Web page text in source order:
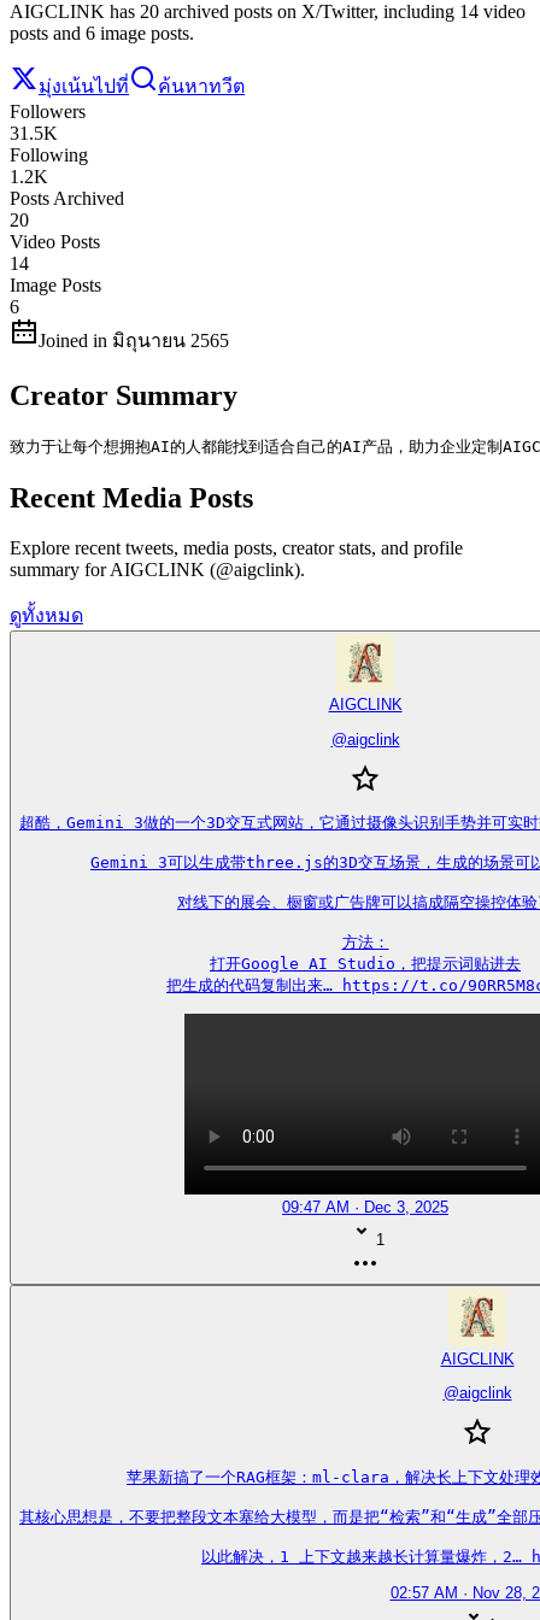
AIGCLINK has 20 archived posts on X/Twitter, including 14 video
posts and 6 image posts.
มุ่งเน้นไปที่
ค้นหาทวีต
Followers
31.5K
Following
1.2K
Posts Archived
20
Video Posts
14
Image Posts
6
Joined in มิถุนายน 2565
Creator Summary
致力于让每个想拥抱AI的人都能找到适合自己的AI产品，助力企业定制
Recent Media Posts
Explore recent tweets, media posts, creator stats, and profile
summary for AIGCLINK (@aigclink).
ดูทั้งหมด
AIGCLINK
@aigclink
超酷，Gemini 3做的一个3D交互式网站，它通过摄像头识别手势并可实
Gemini 3可以生成带three.js的3D交互场景，生成的场景可
对线下的展会、橱窗或广告牌可以搞成隔空操控体
方法：
打开Google AI Studio，把提示词贴进去
把生成的代码复制出来… https://t.co/
09:47 AM · Dec 3, 2025
1
AIGCLINK
@aigclink
苹果新搞了一个RAG框架：ml-clara，解决长上下文处理
其核心思想是，不要把整段文本塞给大模型，而是把“检索”和“生成”全部
以此解决，1 上下文越来越长计算量爆炸
02:57 AM · Nov 28,